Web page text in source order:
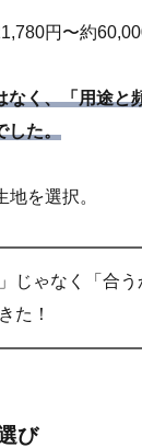
円〜約
なく、「用途と
した。
を選択。
じゃなく「合う
た！
び